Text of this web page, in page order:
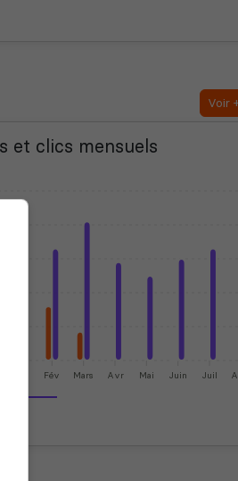
Voir
et clics mensuels
Fév Mars Avr Mai Juin Juil